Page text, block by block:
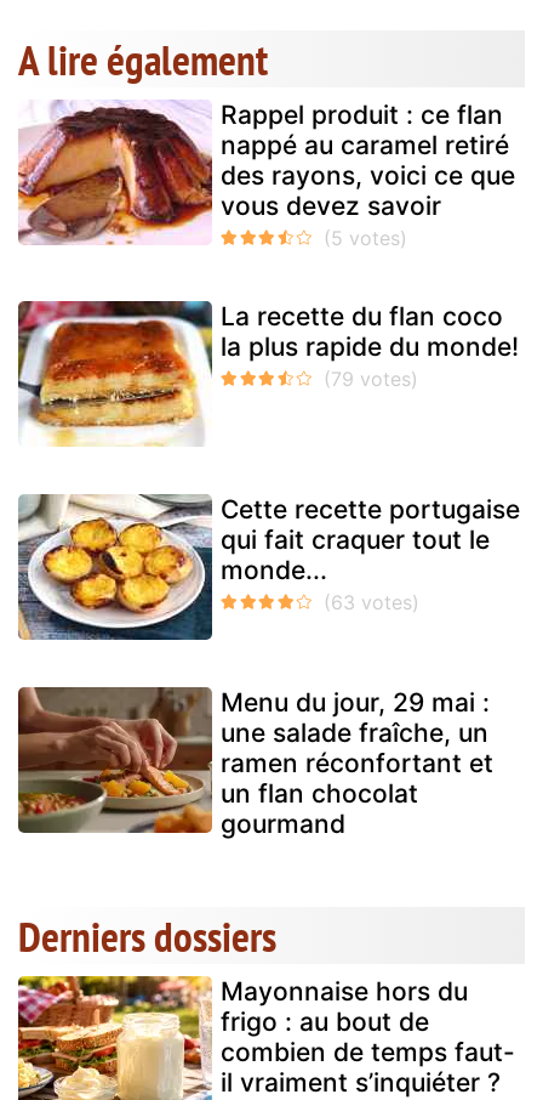
A lire également
Rappel produit : ce flan
nappé au caramel retiré
des rayons, voici ce que
vous devez savoir
La recette du flan coco
la plus rapide du monde!
Cette recette portugaise
qui fait craquer tout le
monde...
Menu du jour, 29 mai :
une salade fraîche, un
ramen réconfortant et
un flan chocolat
gourmand
Derniers dossiers
Mayonnaise hors du
frigo : au bout de
combien de temps faut-
il vraiment s’inquiéter ?